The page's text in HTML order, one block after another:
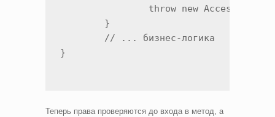
}
Теперь права проверяются до входа в метод, а